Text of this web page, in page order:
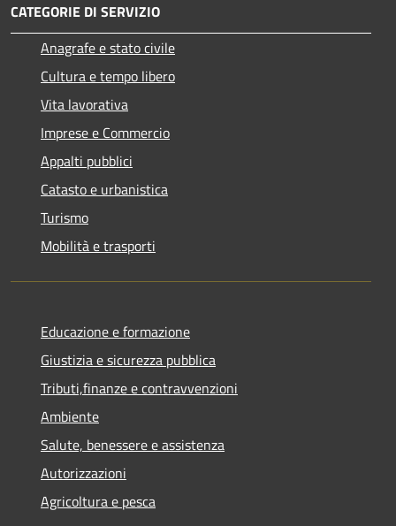
CATEGORIE DI SERVIZIO
Anagrafe e stato civile
Cultura e tempo libero
Vita lavorativa
Imprese e Commercio
Appalti pubblici
Catasto e urbanistica
Turismo
Mobilità e trasporti
Educazione e formazione
Giustizia e sicurezza pubblica
Tributi,finanze e contravvenzioni
Ambiente
Salute, benessere e assistenza
Autorizzazioni
Agricoltura e pesca